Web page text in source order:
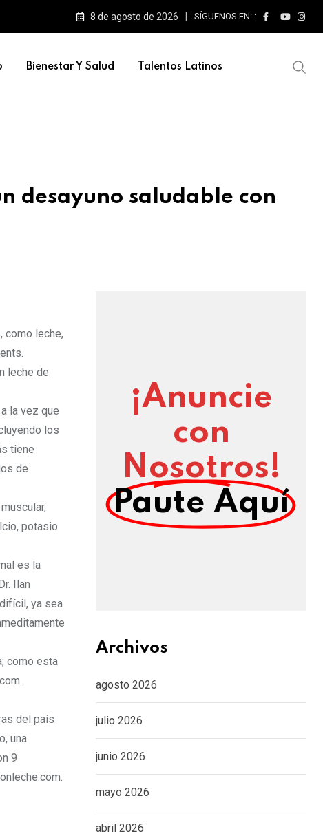
8 de agosto de 2026 SÍGUENOS EN: :
Bienestar Y Salud Talentos Latinos
desayuno saludable con
como leche,
leche de
la vez que
los
tiene
de
potasio
es la
Ilan
ya sea
como esta
del país
una
9
¡Anuncie
con
Nosotros!
Paute Aquí
Archivos
agosto 2026
julio 2026
junio 2026
mayo 2026
abril 2026